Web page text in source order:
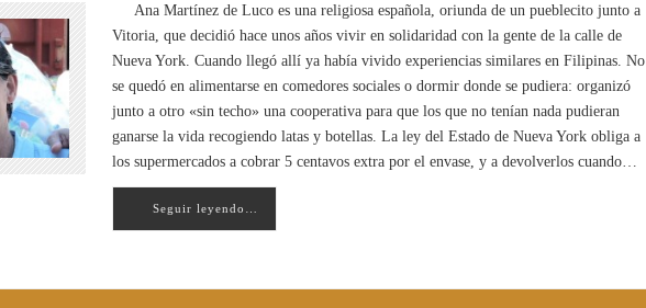
Ana Martínez de Luco es una religiosa española, oriunda de un pueblecito junto a
Vitoria, que decidió hace unos años vivir en solidaridad con la gente de la calle de
Nueva York. Cuando llegó allí ya había vivido experiencias similares en Filipinas. No
se quedó en alimentarse en comedores sociales o dormir donde se pudiera: organizó
junto a otro «sin techo» una cooperativa para que los que no tenían nada pudieran
ganarse la vida recogiendo latas y botellas. La ley del Estado de Nueva York obliga a
los supermercados a cobrar 5 centavos extra por el envase, y a devolverlos cuando…
Seguir leyendo…